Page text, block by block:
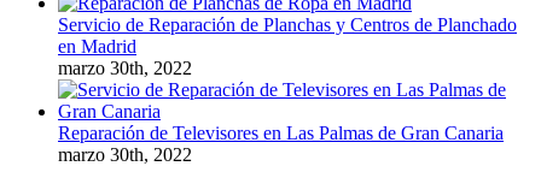
Servicio de Reparación de Planchas y Centros de Planchado
en Madrid
marzo 30th, 2022
Reparación de Televisores en Las Palmas de Gran Canaria
marzo 30th, 2022